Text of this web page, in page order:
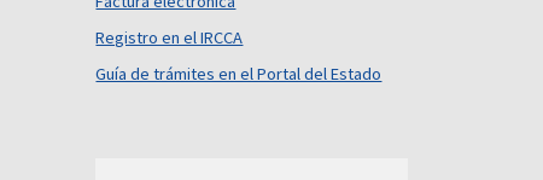
Registro en el IRCCA
Guía de trámites en el Portal del Estado